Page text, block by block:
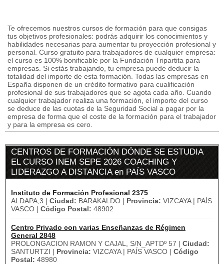
Te ofrecemos nuestros cursos de formación para que consigas
tus objetivos profesionales: podrás adquirir los conocimientos y
habilidades necesarias para aumentar tu proyección profesional y
personal. Curso gratuito para trabajadores de cualquier empresa:
el curso es 100% bonificable por la Fundación Tripartita para
empresas. Si estás trabajando, tu empresa puede deducir la
totalidad del importe de esta formación. Todas las empresas en
España disponen de un crédito formativo para cualificación
profesional de sus trabajadores que se agota cada año. Cuando
cualquier trabajador realiza una formación, el importe del curso
se deduce de las cuotas de la Seguridad Social a pagar por la
empresa de forma que el coste de la formación para el trabajador
y para la empresa es cero.
CENTROS DE FORMACIÓN DÓNDE SE ESTUDIA
EL CURSO INEM SEPE 2026 COACHING Y
LIDERAZGO A DISTANCIA en PAÍS VASCO
Instituto de Formación Profesional 2375
ALDAPA,3 | Ciudad: BARAKALDO | Provincia: VIZCAYA | PAÍS
VASCO | Código Postal: 48902
Centro Privado con varias Enseñanzas de Régimen
General 2848
PROLONGACION RAMON Y CAJAL, S/N_APTDº 57 | Ciudad:
SANTURTZI | Provincia: VIZCAYA | PAÍS VASCO | Código
Postal: 48980